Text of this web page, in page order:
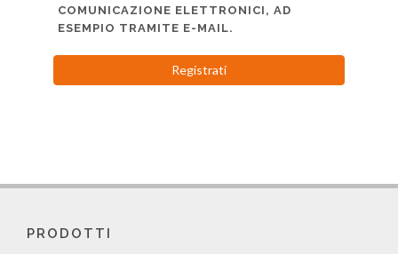
COMUNICAZIONE ELETTRONICI, AD
ESEMPIO TRAMITE E-MAIL.
Registrati
PRODOTTI